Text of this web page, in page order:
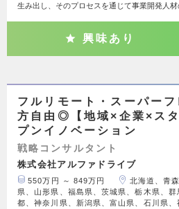
生み出し、そのプロセスを通じて事業開発人
興味あり
フルリモート・スーパー
方自由◎【地域×企業×ス
プンイノベーション
戦略コンサルタント
株式会社アルファドライブ
550万円 ～ 849万円
北海道、青
県、山形県、福島県、茨城県、栃木県、
都、神奈川県、新潟県、富山県、石川県